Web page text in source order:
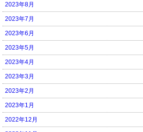
2023年8月
2023年7月
2023年6月
2023年5月
2023年4月
2023年3月
2023年2月
2023年1月
2022年12月